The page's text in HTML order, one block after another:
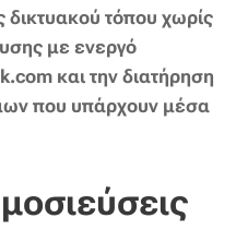
τόπου χωρίς
με ενεργό
και την διατήρηση
που υπάρχουν μέσα